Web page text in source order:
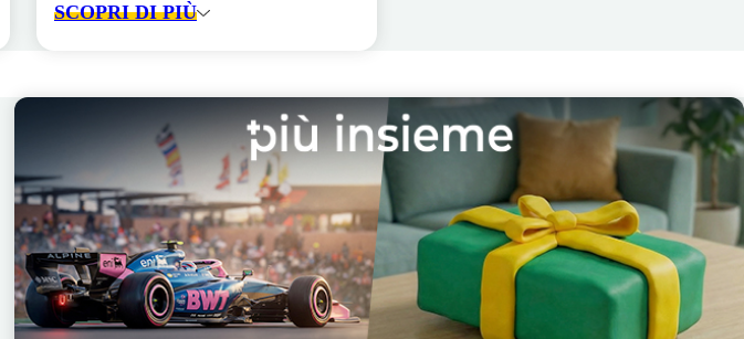
SCOPRI DI PIÙ